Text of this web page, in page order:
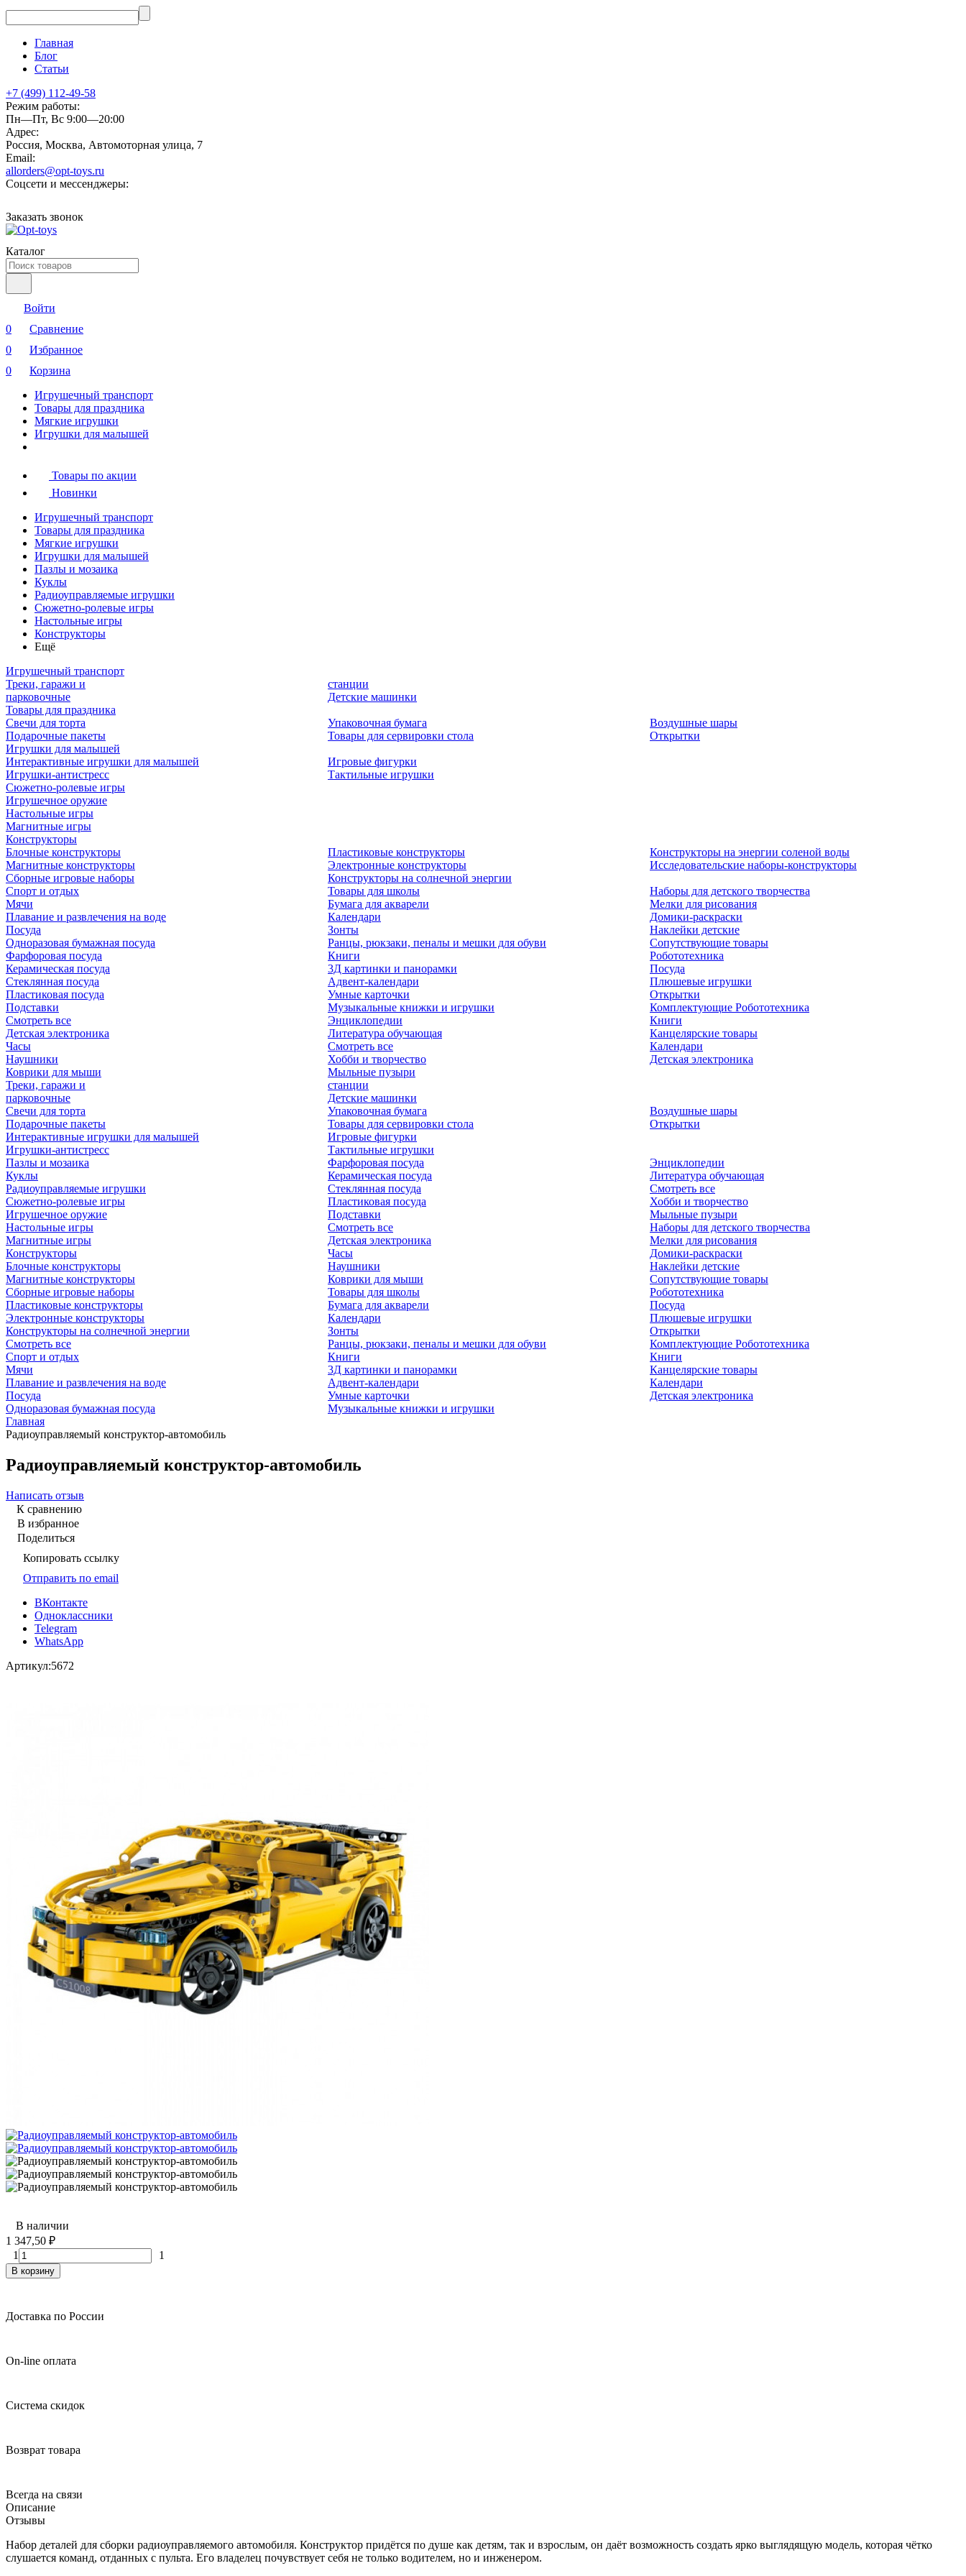
Главная
Блог
Статьи
+7 (499) 112-49-58
Режим работы:
Пн—Пт, Вс 9:00—20:00
Адрес:
Россия, Москва, Автомоторная улица, 7
Email:
allorders@opt-toys.ru
Соцсети и мессенджеры:
Заказать звонок
Каталог
Войти
0
Сравнение
0
Избранное
0
Корзина
Игрушечный транспорт
Товары для праздника
Мягкие игрушки
Игрушки для малышей
Товары по акции
Новинки
Игрушечный транспорт
Товары для праздника
Мягкие игрушки
Игрушки для малышей
Пазлы и мозаика
Куклы
Радиоуправляемые игрушки
Сюжетно-ролевые игры
Настольные игры
Конструкторы
Ещё
Игрушечный транспорт
Треки, гаражи и
парковочные
станции
Детские машинки
Товары для праздника
Свечи для торта
Подарочные пакеты
Упаковочная бумага
Товары для сервировки стола
Воздушные шары
Открытки
Игрушки для малышей
Интерактивные игрушки для малышей
Игрушки-антистресс
Игровые фигурки
Тактильные игрушки
Сюжетно-ролевые игры
Игрушечное оружие
Настольные игры
Магнитные игры
Конструкторы
Блочные конструкторы
Магнитные конструкторы
Сборные игровые наборы
Пластиковые конструкторы
Электронные конструкторы
Конструкторы на солнечной энергии
Конструкторы на энергии соленой воды
Исследовательские наборы-конструкторы
Спорт и отдых
Мячи
Плавание и развлечения на воде
Посуда
Одноразовая бумажная посуда
Фарфоровая посуда
Керамическая посуда
Стеклянная посуда
Пластиковая посуда
Подставки
Смотреть все
Детская электроника
Часы
Наушники
Коврики для мыши
Товары для школы
Бумага для акварели
Календари
Зонты
Ранцы, рюкзаки, пеналы и мешки для обуви
Книги
3Д картинки и панорамки
Адвент-календари
Умные карточки
Музыкальные книжки и игрушки
Энциклопедии
Литература обучающая
Смотреть все
Хобби и творчество
Мыльные пузыри
Наборы для детского творчества
Мелки для рисования
Домики-раскраски
Наклейки детские
Сопутствующие товары
Робототехника
Посуда
Плюшевые игрушки
Открытки
Комплектующие Робототехника
Книги
Канцелярские товары
Календари
Детская электроника
Треки, гаражи и
парковочные
станции
Детские машинки
Свечи для торта
Подарочные пакеты
Упаковочная бумага
Товары для сервировки стола
Воздушные шары
Открытки
Интерактивные игрушки для малышей
Игрушки-антистресс
Игровые фигурки
Тактильные игрушки
Пазлы и мозаика
Куклы
Радиоуправляемые игрушки
Сюжетно-ролевые игры
Игрушечное оружие
Настольные игры
Магнитные игры
Конструкторы
Блочные конструкторы
Магнитные конструкторы
Сборные игровые наборы
Пластиковые конструкторы
Электронные конструкторы
Конструкторы на солнечной энергии
Смотреть все
Спорт и отдых
Мячи
Плавание и развлечения на воде
Посуда
Одноразовая бумажная посуда
Фарфоровая посуда
Керамическая посуда
Стеклянная посуда
Пластиковая посуда
Подставки
Смотреть все
Детская электроника
Часы
Наушники
Коврики для мыши
Товары для школы
Бумага для акварели
Календари
Зонты
Ранцы, рюкзаки, пеналы и мешки для обуви
Книги
3Д картинки и панорамки
Адвент-календари
Умные карточки
Музыкальные книжки и игрушки
Энциклопедии
Литература обучающая
Смотреть все
Хобби и творчество
Мыльные пузыри
Наборы для детского творчества
Мелки для рисования
Домики-раскраски
Наклейки детские
Сопутствующие товары
Робототехника
Посуда
Плюшевые игрушки
Открытки
Комплектующие Робототехника
Книги
Канцелярские товары
Календари
Детская электроника
Главная
Радиоуправляемый конструктор-автомобиль
Радиоуправляемый конструктор-автомобиль
Написать отзыв
К сравнению
В избранное
Поделиться
Копировать ссылку
Отправить по email
ВКонтакте
Одноклассники
Telegram
WhatsApp
Артикул:5672
В наличии
1 347,50 ₽
1
1
В корзину
Доставка по России
On-line оплата
Система скидок
Возврат товара
Всегда на связи
Описание
Отзывы
Набор деталей для сборки радиоуправляемого автомобиля. Конструктор придётся по душе как детям, так и взрослым, он даёт возможность создать ярко выглядящую модель, которая чётко
слушается команд, отданных с пульта. Его владелец почувствует себя не только водителем, но и инженером.